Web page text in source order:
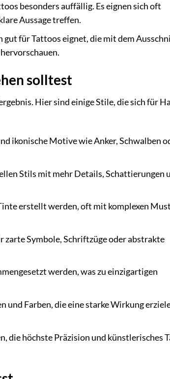
besonders auffällig. Es eignen sich oft
Aussage treffen.
gut für Tattoos eignet, die mit dem
solltest
Hier sind einige Stile, die sich für
ikonische Motive wie Anker, Schwalben
Stils mit mehr Details, Schattierungen
erstellt werden, oft mit komplexen
zarte Symbole, Schriftzüge oder abstrakte
werden, was zu einzigartigen
und Farben, die eine starke Wirkung
die höchste Präzision und künstlerisches